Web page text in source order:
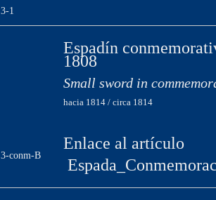
3-1
3-conm-B
Espadín
1808
Small sword in
hacia 1814 / circa 1814
Enlace al artículo